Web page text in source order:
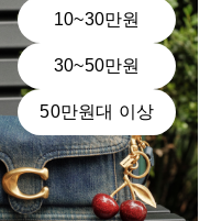
10~30만원
30~50만원
50만원대 이상